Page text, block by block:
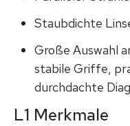
Staubdichte
Große Auswahl
stabile Griffe,
durchdachte
L1 Merkmale